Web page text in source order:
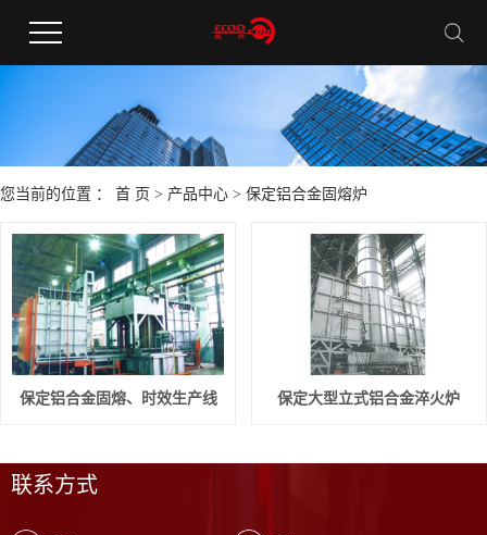
您当前的位置 ： 首 页 > 产品中心 > 保定铝合金固熔炉
保定铝合金固熔、时效生产线 保定大型立式铝合金淬火炉
联系方式